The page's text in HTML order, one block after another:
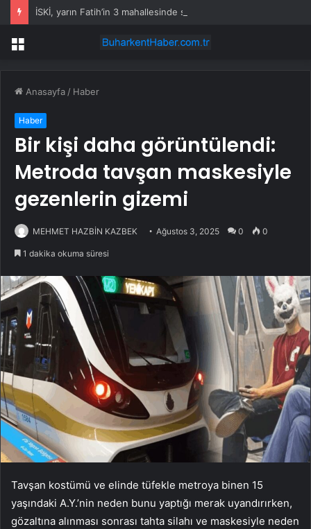
İSKİ, yarın Fatih’in 3 mahallesinde su kesintisi uygulayacak
Menü
Anasayfa / Haber
Haber
Bir kişi daha görüntülendi:
Metroda tavşan maskesiyle
gezenlerin gizemi
MEHMET HAZBİN KAZBEK Ağustos 3, 2025 0 0
1 dakika okuma süresi
Tavşan kostümü ve elinde tüfekle metroya binen 15
yaşındaki A.Y.’nin neden bunu yaptığı merak uyandırırken,
gözaltına alınması sonrası tahta silahı ve maskesiyle neden